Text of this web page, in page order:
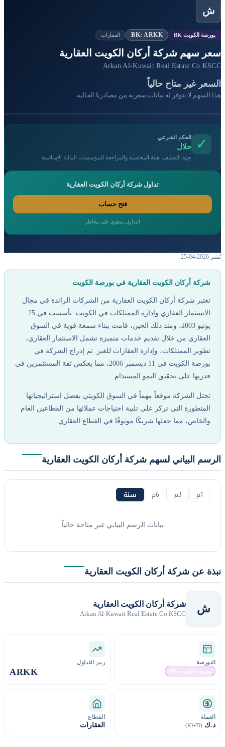
ش
بورصة الكويت BK BK: ARKK العقارات
سعر سهم شركة أركان الكويت العقارية
Arkan Al-Kuwait Real Estate Co KSCC
السعر غير متاح حالياً
هذا السهم لا يتوفر له بيانات سعرية من مصادرنا الحالية
✓ الحكم الشرعي
حلال
جهة التصنيف: هيئة المحاسبة والمراجعة للمؤسسات المالية الإسلامية
تداول شركة أركان الكويت العقارية
فتح حساب
التداول ينطوي على مخاطر
نُشر 2026-04-25
شركة أركان الكويت العقارية في بورصة الكويت
تعتبر شركة أركان الكويت العقارية من الشركات الرائدة في مجال
الاستثمار العقاري وإدارة الممتلكات في الكويت. تأسست في 25
يونيو 2003، ومنذ ذلك الحين، قامت ببناء سمعة قوية في السوق
العقاري من خلال تقديم خدمات متميزة تشمل الاستثمار العقاري،
تطوير الممتلكات، وإدارة العقارات للغير. تم إدراج الشركة في
بورصة الكويت في 11 ديسمبر 2006، مما يعكس ثقة المستثمرين في
قدرتها على تحقيق النمو المستدام.
تحتل الشركة موقعاً مهماً في السوق الكويتي بفضل استراتيجياتها
المتطورة التي تركز على تلبية احتياجات عملائها من القطاعين العام
والخاص، مما جعلها شريكًا موثوقًا في القطاع العقاري.
الرسم البياني لسهم شركة أركان الكويت العقارية
1م 3م 6م سنة
بيانات الرسم البياني غير متاحة حالياً
نبذة عن شركة أركان الكويت العقارية
ش شركة أركان الكويت العقارية
Arkan Al-Kuwait Real Estate Co KSCC
البورصة
بورصة الكويت BK
رمز التداول
ARKK
العملة
د.ك (KWD)
القطاع
العقارات